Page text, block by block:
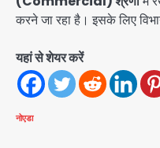
करने जा रहा है। इसके लिए
यहां से शेयर करें
नोएडा